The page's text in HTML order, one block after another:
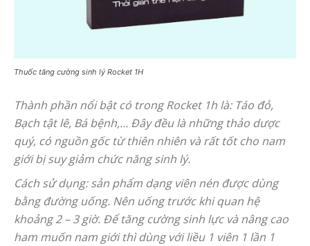
Thuốc tăng cường sinh lý Rocket 1H
Thành phần nổi bật có trong Rocket 1h là: Táo đỏ,
Bạch tật lê, Bá bệnh,… Đây đều là những thảo dược
quý, có nguồn gốc từ thiên nhiên và rất tốt cho nam
giới bị suy giảm chức năng sinh lý.
Cách sử dụng: sản phẩm dạng viên nén được dùng
bằng đường uống. Nên uống trước khi quan hệ
khoảng 2 – 3 giờ. Để tăng cường sinh lực và nâng cao
ham muốn nam giới thì dùng với liều 1 viên 1 lần 1